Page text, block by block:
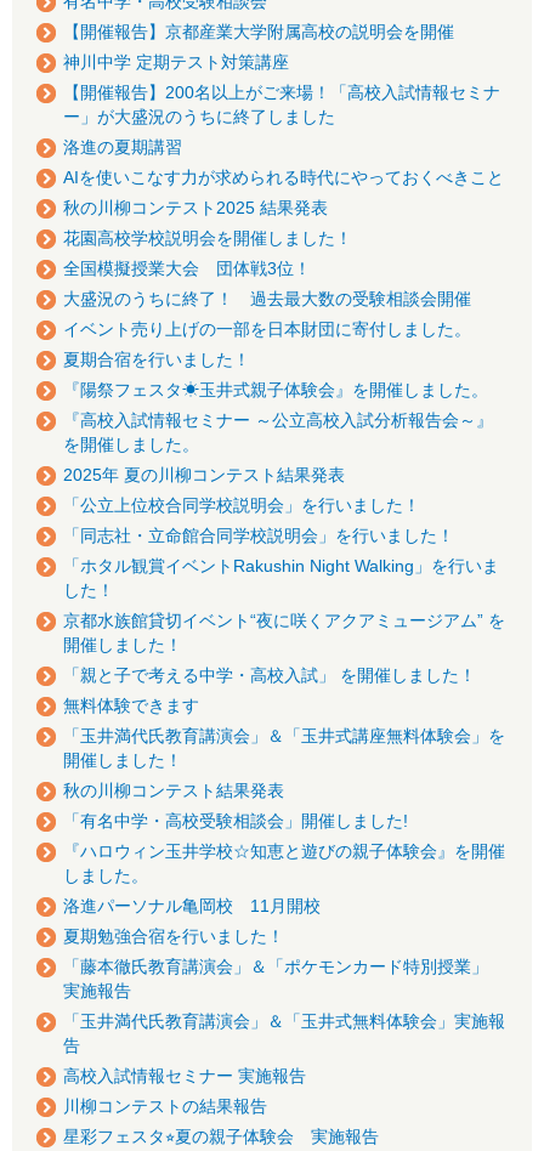
【開催報告】京都産業大学附属高校の説明会を開催
神川中学 定期テスト対策講座
【開催報告】200名以上がご来場！「高校入試情報セミナ
ー」が大盛況のうちに終了しました
洛進の夏期講習
AIを使いこなす力が求められる時代にやっておくべきこと
秋の川柳コンテスト2025 結果発表
花園高校学校説明会を開催しました！
全国模擬授業大会 団体戦3位！
大盛況のうちに終了！ 過去最大数の受験相談会開催
イベント売り上げの一部を日本財団に寄付しました。
夏期合宿を行いました！
『陽祭フェスタ☀玉井式親子体験会』を開催しました。
『高校入試情報セミナー ～公立高校入試分析報告会～』
を開催しました。
2025年 夏の川柳コンテスト結果発表
「公立上位校合同学校説明会」を行いました！
「同志社・立命館合同学校説明会」を行いました！
「ホタル観賞イベントRakushin Night Walking」を行いま
した！
京都水族館貸切イベント“夜に咲くアクアミュージアム” を
開催しました！
「親と子で考える中学・高校入試」 を開催しました！
無料体験できます
「玉井満代氏教育講演会」＆「玉井式講座無料体験会」を
開催しました！
秋の川柳コンテスト結果発表
「有名中学・高校受験相談会」開催しました!
『ハロウィン玉井学校☆知恵と遊びの親子体験会』を開催
しました。
洛進パーソナル亀岡校 11月開校
夏期勉強合宿を行いました！
「藤本徹氏教育講演会」＆「ポケモンカード特別授業」
実施報告
「玉井満代氏教育講演会」＆「玉井式無料体験会」実施報
告
高校入試情報セミナー 実施報告
川柳コンテストの結果報告
星彩フェスタ⭐︎夏の親子体験会 実施報告